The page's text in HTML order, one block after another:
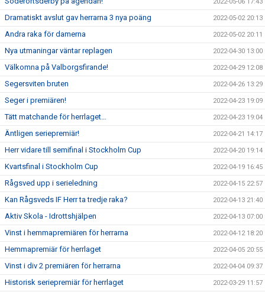
Dramatiskt avslut gav herrarna 3 nya poäng 2022-05-02 20:13
Andra raka för damerna 2022-05-02 20:11
Nya utmaningar väntar replagen 2022-04-30 13:00
Välkomna på Valborgsfirande! 2022-04-29 12:08
Segersviten bruten 2022-04-26 13:29
Seger i premiären! 2022-04-23 19:09
Tätt matchande för herrlaget… 2022-04-23 19:04
Äntligen seriepremiär! 2022-04-21 14:17
Herr vidare till semifinal i Stockholm Cup 2022-04-20 19:14
Kvartsfinal i Stockholm Cup 2022-04-19 16:45
Rågsved upp i serieledning 2022-04-15 22:57
Kan Rågsveds IF Herr ta tredje raka? 2022-04-13 21:40
Aktiv Skola - Idrottshjälpen 2022-04-13 07:00
Vinst i hemmapremiären för herrarna 2022-04-12 18:20
Hemmapremiär för herrlaget 2022-04-05 20:55
Vinst i div 2 premiären för herrarna 2022-04-04 09:37
Historisk seriepremiär för herrlaget 2022-03-29 11:57